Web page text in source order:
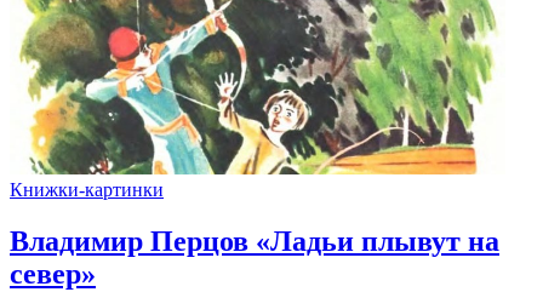
Книжки-картинки
Владимир Перцов «Ладьи плывут на
север»